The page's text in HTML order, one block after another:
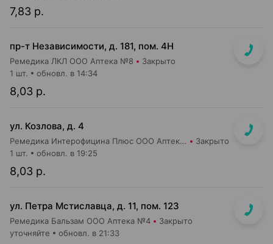
7,83 р.
пр-т Независимости, д. 181, пом. 4Н
Ремедика ЛКЛ ООО Аптека №8 Закрыто
8,03 р.
1 шт. обновл. в 14:34
ул. Козлова, д. 4
Ремедика Интерофицина Плюс ООО Аптека №1 Закрыто
8,03 р.
1 шт. обновл. в 19:25
ул. Петра Мстиславца, д. 11, пом. 123
Ремедика Бальзам ООО Аптека №4 Закрыто
уточняйте обновл. в 21:33